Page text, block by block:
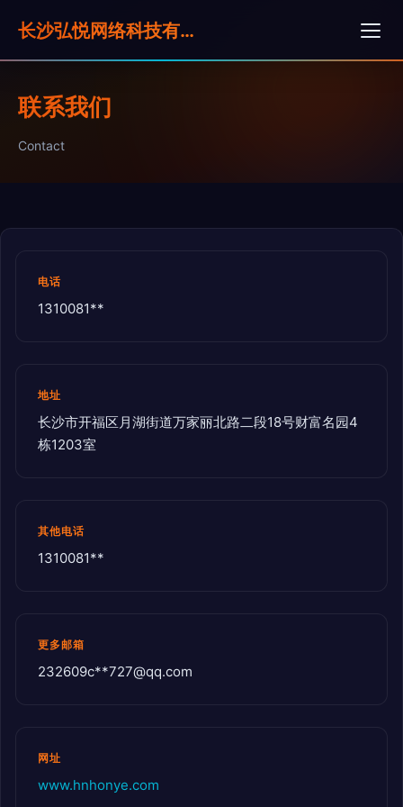
长沙弘悦网络科技有限公司
联系我们
Contact
电话
1310081**
地址
长沙市开福区月湖街道万家丽北路二段18号财富名园4
栋1203室
其他电话
1310081**
更多邮箱
232609c**727@qq.com
网址
www.hnhonye.com